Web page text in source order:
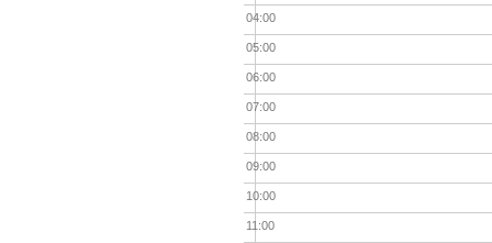
04:00
05:00
06:00
07:00
08:00
09:00
10:00
11:00